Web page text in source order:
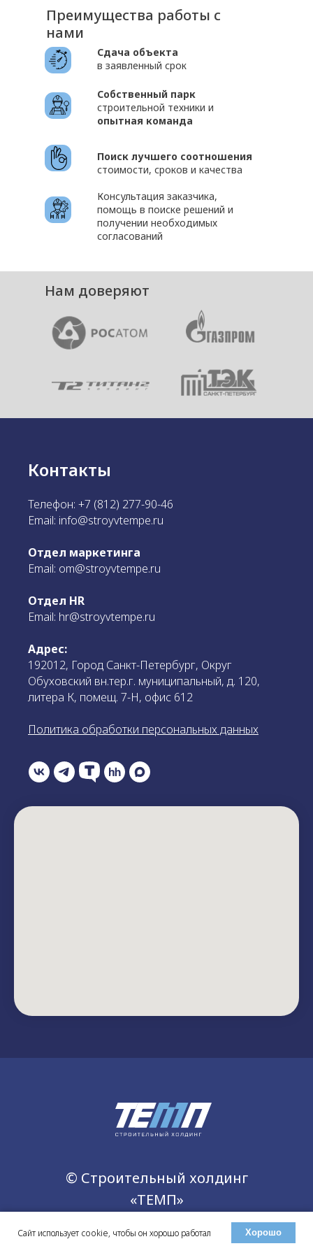
Преимущества работы с
нами
Сдача объекта
в заявленный срок
Собственный парк
строительной техники и
опытная команда
Поиск лучшего соотношения
стоимости, сроков и качества
Консультация заказчика,
помощь в поиске решений и
получении необходимых
согласований
Нам доверяют
Сайт использует cookie, чтобы он хорошо работал Хорошо
Контакты
Телефон: +7 (812) 277-90-46
Email: info@stroyvtempe.ru
Отдел маркетинга
Email: om@stroyvtempe.ru
Отдел HR
Email: hr@stroyvtempe.ru
Адрес:
192012, Город Санкт-Петербург, Округ
Обуховский вн.тер.г. муниципальный, д. 120,
литера К, помещ. 7-Н, офис 612
Политика обработки персональных данных
© Строительный холдинг
«ТЕМП»